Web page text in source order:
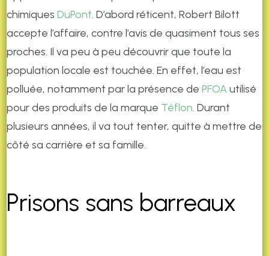
chimiquesDuPont. D’abord réticent, Robert Bilott
accepte l’affaire, contre l’avis de quasiment tous ses
proches. Il va peu à peu découvrir que toute la
population locale est touchée. En effet, l’eau est
polluée, notamment par la présence dePFOAutilisé
pour des produits de la marque Téflon. Durant
plusieurs années, il va tout tenter, quitte à mettre de
côté sa carrière et sa famille.
Prisons sans barreaux